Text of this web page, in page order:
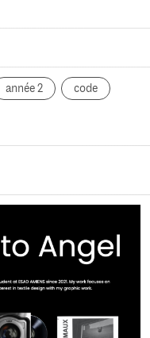
année 2 code